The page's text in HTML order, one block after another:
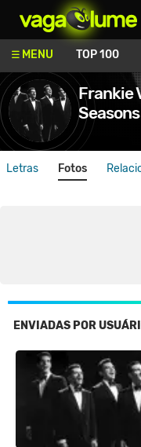
MENU TOP 100
Frankie
Seasons
Letras Fotos
ENVIADAS POR